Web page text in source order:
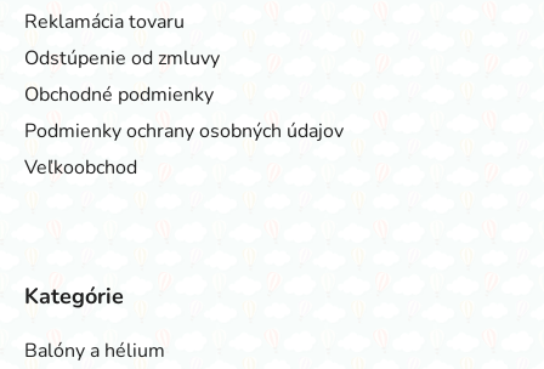
Reklamácia tovaru
Odstúpenie od zmluvy
Obchodné podmienky
Podmienky ochrany osobných údajov
Veľkoobchod
Kategórie
Balóny a hélium